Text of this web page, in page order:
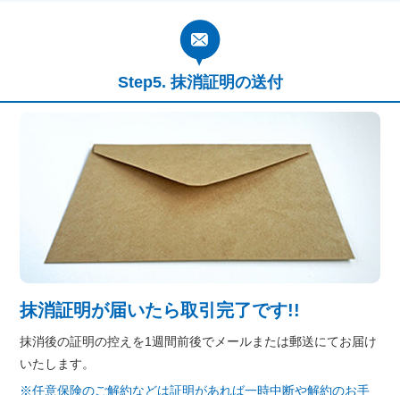
抹消証明の送付
抹消証明が届いたら取引完了です!!
抹消後の証明の控えを1週間前後でメールまたは郵送にてお届け
いたします。
※任意保険のご解約などは証明があれば一時中断や解約のお手